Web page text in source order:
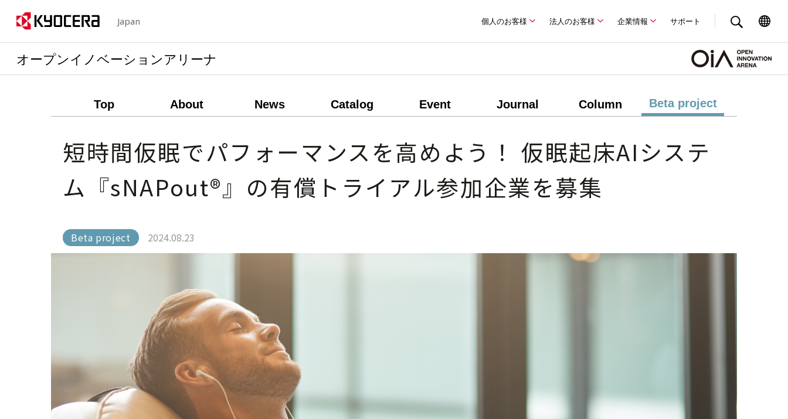
Japan 個人のお客様 法人のお客様 企業情報 サポート
オープンイノベーションアリーナ
Top About News Catalog Event Journal Column Beta project
短時間仮眠でパフォーマンスを高めよう！ 仮眠起床AIシステ
ム『sNAPout®』の有償トライアル参加企業を募集
Beta project 2024.08.23